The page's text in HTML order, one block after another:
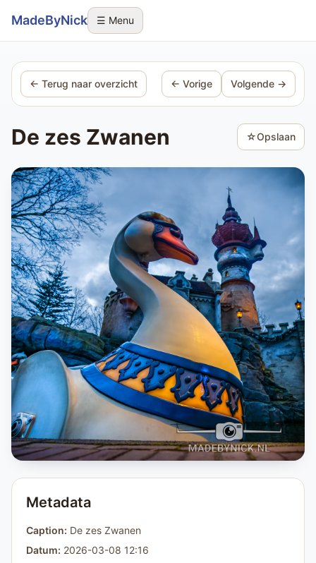
Sla navigatie over
MadeByNick ☰ Menu
← Terug naar overzicht ← Vorige Volgende →
De zes Zwanen ☆Opslaan
Metadata
Caption: De zes Zwanen
Datum: 2026-03-08 12:16